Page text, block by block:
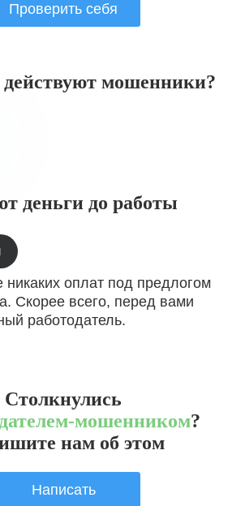
Проверить себя
мошенники?
деньги до работы
никаких оплат под предлогом
Скорее всего, перед вами
работодатель.
Столкнулись
мошенником?
нам об этом
Написать